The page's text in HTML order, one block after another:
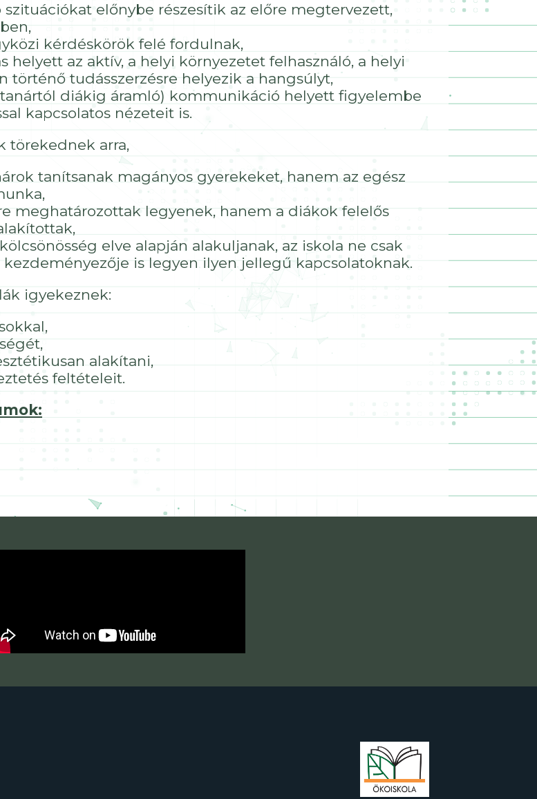
előnybe részesítik az előre megtervezett,
kérdéskörök felé fordulnak,
helyett az aktív, a helyi környezetet felhasználó, a helyi
történő tudásszerzésre helyezik a hangsúlyt,
diákig áramló) kommunikáció helyett figyelembe
kapcsolatos nézeteit is.
törekednek arra,
tanítsanak magányos gyerekeket, hanem az egész
meghatározottak legyenek, hanem a diákok felelős
elve alapján alakuljanak, az iskola ne csak
is legyen ilyen jellegű kapcsolatoknak.
igyekeznek:
alakítani,
feltételeit.